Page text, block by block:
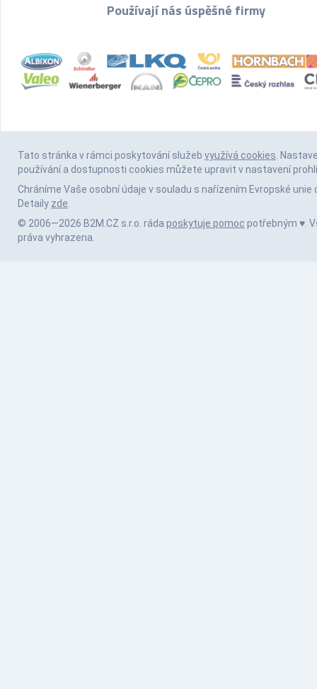
Používají nás úspěšné firmy
Tato stránka v rámci poskytování služeb využívá cookies.
používání a dostupnosti cookies můžete upravit v nastavení
Chráníme Vaše osobní údaje v souladu s nařízením Evropské unie
Detaily zde.
© 2006—2026 B2M.CZ s.r.o. ráda poskytuje pomoc potřebným ♥️.
práva vyhrazena.